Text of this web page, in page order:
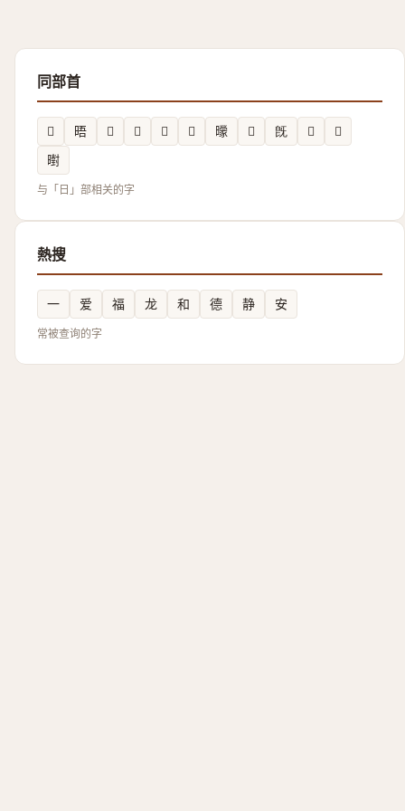
同部首
𣈭 晤 𣈽 𣊻 𣍐 𭧜 𣋡 𬀺 旣 𣋧
𲤱
㬣
与「日」部相关的字
熱搜
一 爱 福 龙 和 德 静 安
常被查询的字